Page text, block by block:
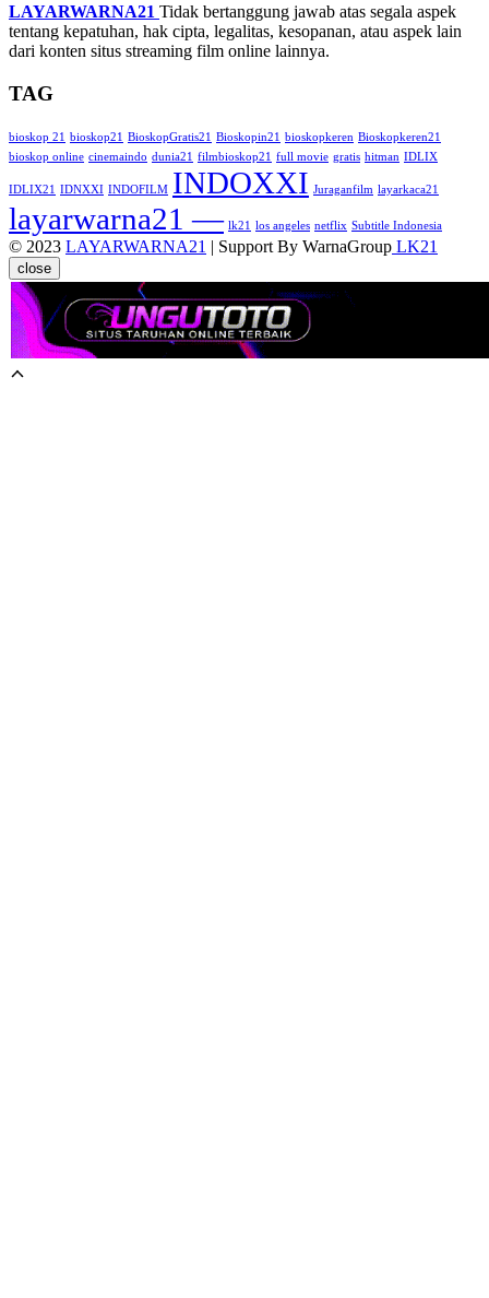
LAYARWARNA21 Tidak bertanggung jawab atas segala aspek
tentang kepatuhan, hak cipta, legalitas, kesopanan, atau aspek lain
dari konten situs streaming film online lainnya.
TAG
bioskop 21 bioskop21 BioskopGratis21 Bioskopin21 bioskopkeren Bioskopkeren21
bioskop online cinemaindo dunia21 filmbioskop21 full movie gratis hitman IDLIX
IDLIX21 IDNXXI INDOFILM INDOXXI Juraganfilm layarkaca21
layarwarna21 — lk21 los angeles netflix Subtitle Indonesia
© 2023 LAYARWARNA21 | Support By WarnaGroup LK21
close